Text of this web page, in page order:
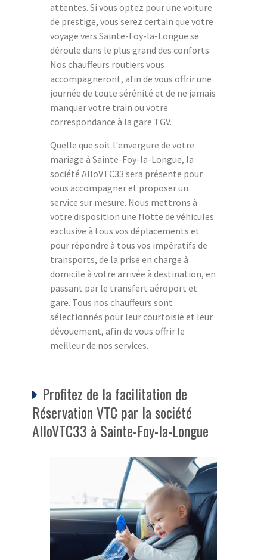
attentes. Si vous optez pour une voiture
de prestige, vous serez certain que votre
voyage vers Sainte-Foy-la-Longue se
déroule dans le plus grand des conforts.
Nos chauffeurs routiers vous
accompagneront, afin de vous offrir une
journée de toute sérénité et de ne jamais
manquer votre train ou votre
correspondance à la gare TGV.
Quelle que soit l'envergure de votre
mariage à Sainte-Foy-la-Longue, la
société AlloVTC33 sera présente pour
vous accompagner et proposer un
service sur mesure. Nous mettrons à
votre disposition une flotte de véhicules
exclusive à tous vos déplacements et
pour répondre à tous vos impératifs de
transports, de la prise en charge à
domicile à votre arrivée à destination, en
passant par le transfert aéroport et
gare. Tous nos chauffeurs sont
sélectionnés pour leur courtoisie et leur
dévouement, afin de vous offrir le
meilleur de nos services.
Profitez de la facilitation de
Réservation VTC par la société
AlloVTC33 à Sainte-Foy-la-Longue